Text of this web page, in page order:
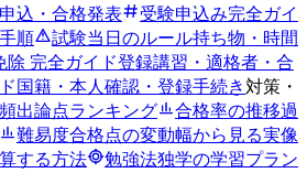
込・合格発表
受験申込み完全ガイ
順 試験当日のルール持ち物・時間
除 完全ガイド登録講習・適格者・合
国籍・本人確認・登録手続き対策・
頻出論点ランキング 合格率の推移過
難易度合格点の変動幅から見る実像
する方法 勉強法独学の学習プラン